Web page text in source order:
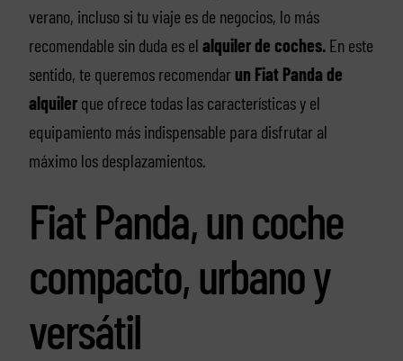
verano, incluso si tu viaje es de negocios, lo más
recomendable sin duda es el alquiler de coches.En este
sentido, te queremos recomendarun Fiat Panda de
alquilerque ofrece todas las características y el
equipamiento más indispensable para disfrutar al
máximo los desplazamientos.
Fiat Panda, un coche
compacto, urbano y
versátil